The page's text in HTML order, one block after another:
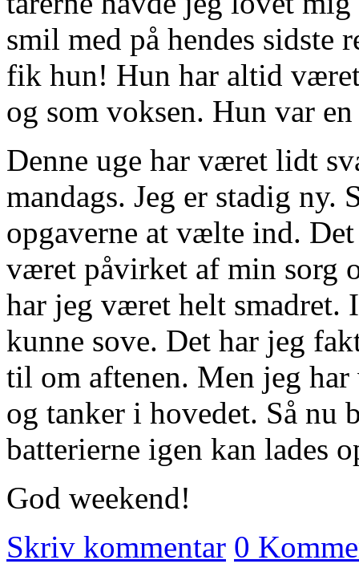
smil med på hendes sidste
fik hun! Hun har altid
og som voksen. Hun var
Denne uge har været lidt
mandags. Jeg er stadig ny.
opgaverne at vælte ind.
været påvirket af min sorg
har jeg været helt smadret.
kunne sove. Det har jeg
til om aftenen. Men jeg
og tanker i hovedet. Så nu
batterierne igen kan lades
God weekend!
Skriv kommentar 0